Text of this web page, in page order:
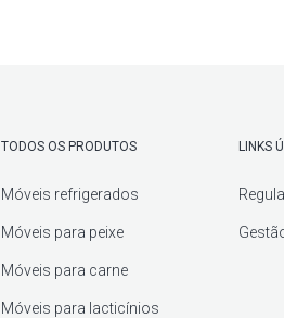
TODOS OS PRODUTOS
Móveis refrigerados
Móveis para peixe
Móveis para carne
Móveis para lacticínios
LINKS